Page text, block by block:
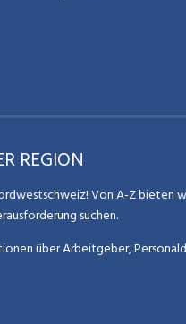
REGION
Von A-Z bieten
suchen.
über Arbeitgeber,